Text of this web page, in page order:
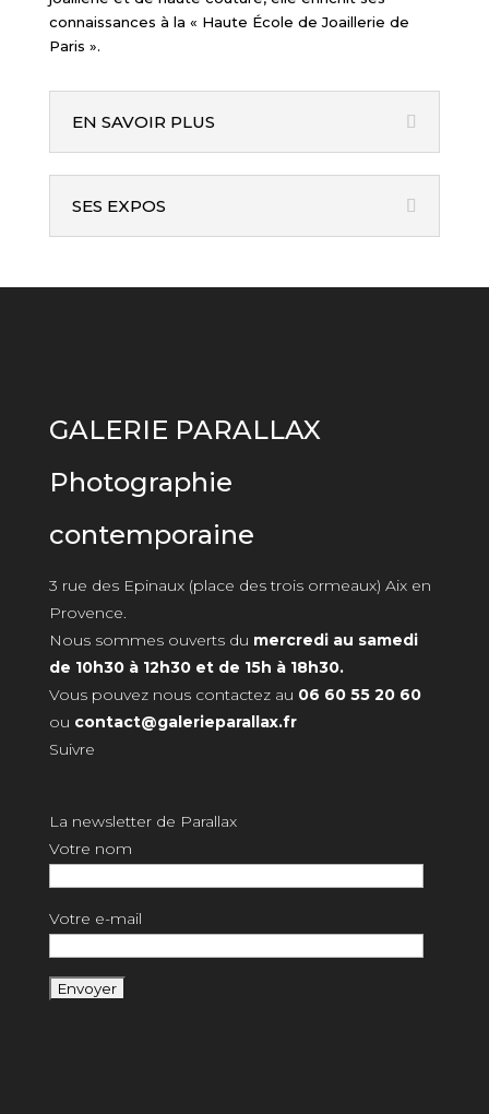
connaissances à la « Haute École de Joaillerie de
Paris ».
EN SAVOIR PLUS
SES EXPOS
GALERIE PARALLAX
Photographie
contemporaine
3 rue des Epinaux (place des trois ormeaux) Aix en
Provence.
Nous sommes ouverts du mercredi au samedi
de 10h30 à 12h30 et de 15h à 18h30.
Vous pouvez nous contactez au 06 60 55 20 60
ou contact@galerieparallax.fr
Suivre
La newsletter de Parallax
Votre nom
Votre e-mail